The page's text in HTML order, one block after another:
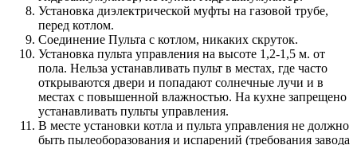
Установка диэлектрической муфты на газовой трубе,
перед котлом.
Соединение Пульта с котлом, никаких скруток.
Установка пульта управления на высоте 1,2-1,5 м. от
пола. Нельза устанавливать пульт в местах, где часто
открываются двери и попадают солнечные лучи и в
местах с повышенной влажностью. На кухне запрещено
устанавливать пульты управления.
В месте установки котла и пульта управления не должно
быть пылеоборазования и испарений (требования завода